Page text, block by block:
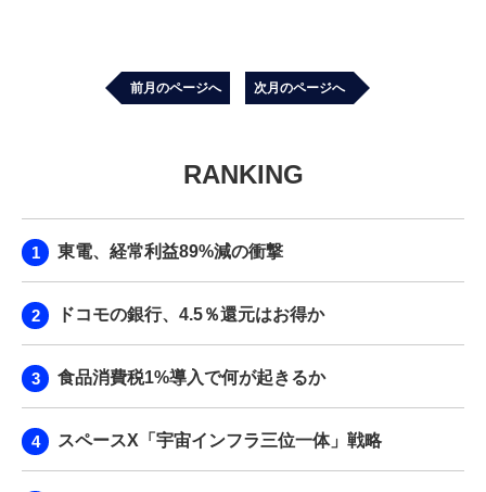
前月のページへ 次月のページへ
RANKING
東電、経常利益89%減の衝撃
ドコモの銀行、4.5％還元はお得か
食品消費税1%導入で何が起きるか
スペースX「宇宙インフラ三位一体」戦略